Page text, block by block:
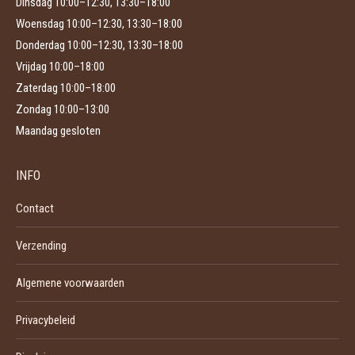
Woensdag 10:00–12:30, 13:30–18:00
Donderdag 10:00–12:30, 13:30–18:00
Vrijdag 10:00–18:00
Zaterdag 10:00–18:00
Zondag 10:00–13:00
Maandag gesloten
INFO
Contact
Verzending
Algemene voorwaarden
Privacybeleid